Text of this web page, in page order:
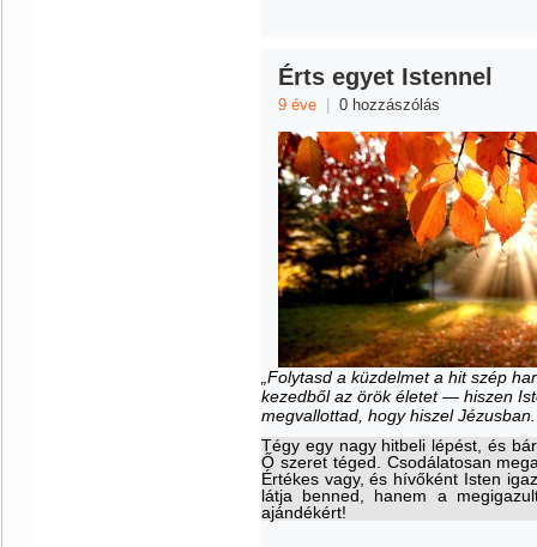
Érts egyet Istennel
9 éve 0 hozzászólás
„Folytasd a küzdelmet a hit szép
kezedből az örök életet — hiszen
megvallottad, hogy hiszel
Tégy egy nagy hitbeli lépést, és
Ő szeret téged. Csodálatosan
Értékes vagy, és hívőként Isten
látja benned, hanem a
ajándékért!